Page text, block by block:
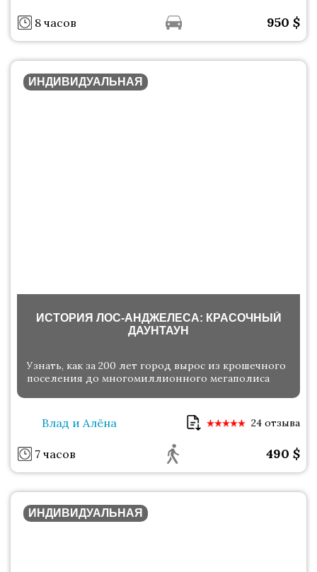
8 часов 950 $
ИНДИВИДУАЛЬНАЯ
ИСТОРИЯ ЛОС-АНДЖЕЛЕСА: КРАСОЧНЫЙ
ДАУНТАУН
Узнать, как за 200 лет город вырос из крошечного
поселения до многомиллионного мегаполиса
Влад и Алёна 24 отзыва
7 часов 490 $
ИНДИВИДУАЛЬНАЯ